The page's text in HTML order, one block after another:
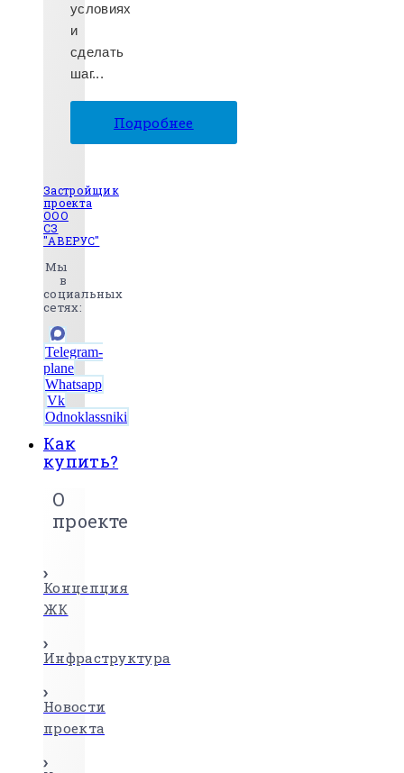
условиях
и
сделать
шаг...
Подробнее
Застройщик
проекта
ООО
СЗ
"АВЕРУС"
Мы
в
социальных
сетях:
Telegram-
plane
Whatsapp
Vk
Odnoklassniki
Как
купить?
О
проекте
Концепция
ЖК
Инфраструктура
Новости
проекта